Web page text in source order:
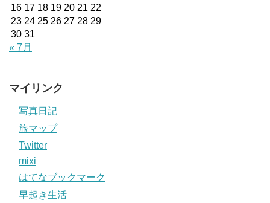
16 17 18 19 20 21 22
23 24 25 26 27 28 29
30 31
« 7月
マイリンク
写真日記
旅マップ
Twitter
mixi
はてなブックマーク
早起き生活